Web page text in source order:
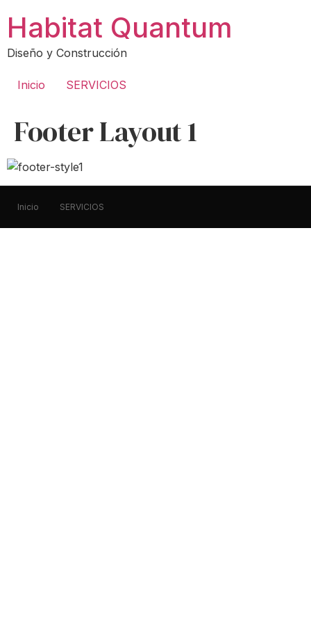
contenido
Habitat Quantum
Diseño y Construcción
Inicio SERVICIOS
Footer Layout 1
Inicio SERVICIOS